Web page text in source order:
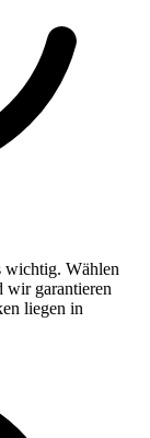
wichtig. Wählen
wir garantieren
liegen in